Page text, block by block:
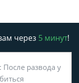
через 5 минут!